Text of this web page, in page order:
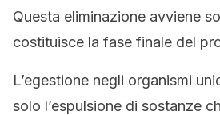
Questa eliminazione avviene
costituisce la fase finale del
L’egestione negli organismi
solo l’espulsione di sostanze